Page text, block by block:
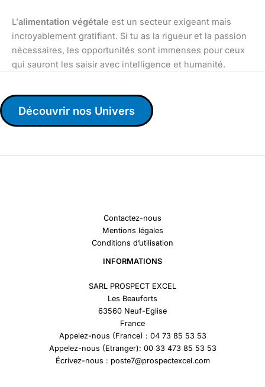
L’alimentation végétale est un secteur exigeant mais
incroyablement gratifiant. Si tu as la rigueur et la passion
nécessaires, les opportunités sont immenses pour ceux
qui sauront les saisir avec intelligence et humanité.
Découvrir nos Univers
Contactez-nous
Mentions légales
Conditions d’utilisation
INFORMATIONS
SARL PROSPECT EXCEL
Les Beauforts
63560 Neuf-Eglise
France
Appelez-nous (France) : 04 73 85 53 53
Appelez-nous (Etranger): 00 33 473 85 53 53
Écrivez-nous : poste7@prospectexcel.com